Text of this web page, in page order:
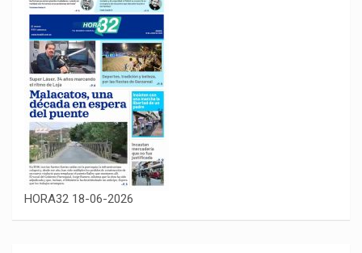
HORA32 18-06-2026